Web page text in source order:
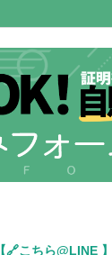
【🔗こちら@LINE 】